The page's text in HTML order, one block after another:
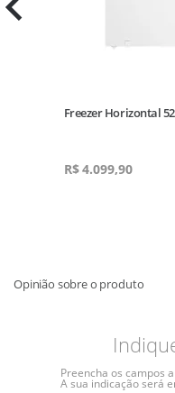
Freezer Horizontal
R$4.099,90
Preencha os campos
A sua indicação será